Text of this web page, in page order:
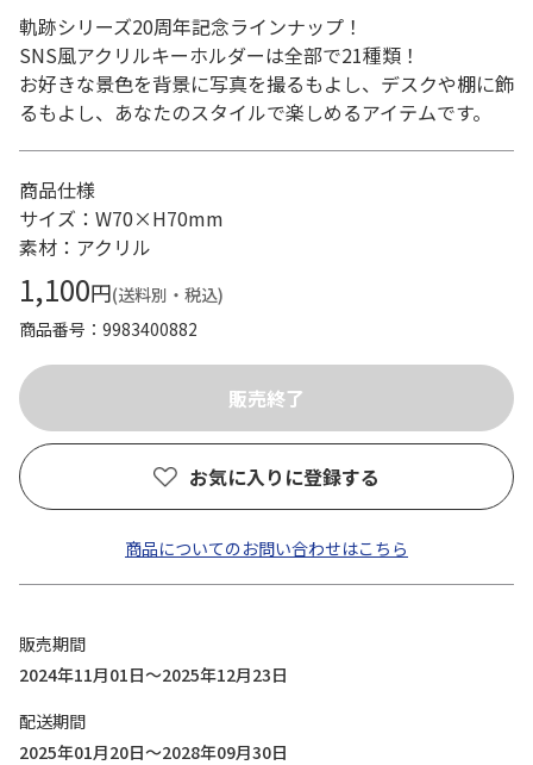
軌跡シリーズ20周年記念ラインナップ！
SNS風アクリルキーホルダーは全部で21種類！
お好きな景色を背景に写真を撮るもよし、デスクや棚に飾
るもよし、あなたのスタイルで楽しめるアイテムです。
商品仕様
サイズ：W70×H70mm
素材：アクリル
1,100円(送料別・税込)
商品番号
9983400882
お気に入りに登録する
商品についてのお問い合わせはこちら
販売期間
2024年11月01日～2025年12月23日
配送期間
2025年01月20日～2028年09月30日